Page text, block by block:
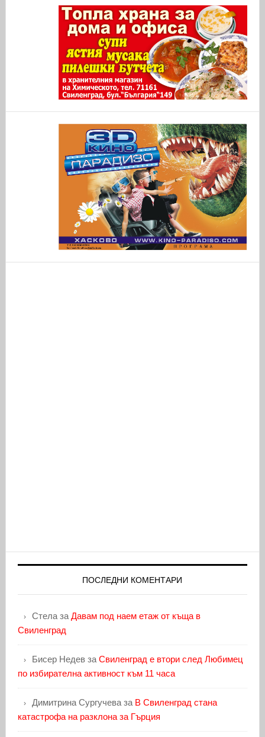
ПОСЛЕДНИ КОМЕНТАРИ
Стелаза Давам под наем етаж от къща в
Свиленград
Бисер Недевза Свиленград е втори след Любимец
по избирателна активност към 11 часа
Димитрина Сургучеваза В Свиленград стана
катастрофа на разклона за Гърция